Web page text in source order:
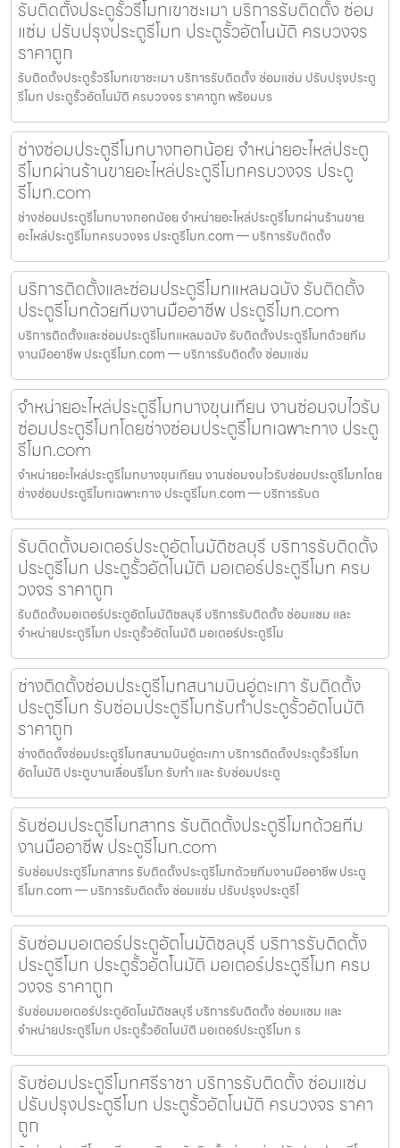
รับติดตั้งประตูรั้วรีโมทเขาชะเมา บริการรับติดตั้ง ซ่อม
แซ่ม ปรับปรุงประตูรีโมท ประตูรั้วอัตโนมัติ ครบวงจร
ราคาถูก
รับติดตั้งประตูรั้วรีโมทเขาชะเมา บริการรับติดตั้ง ซ่อมแซ่ม ปรับปรุงประตู
รีโมท ประตูรั้วอัตโนมัติ ครบวงจร ราคาถูก พร้อมบร
ช่างซ่อมประตูรีโมทบางกอกน้อย จำหน่ายอะไหล่ประตู
รีโมทผ่านร้านขายอะไหล่ประตูรีโมทครบวงจร ประตู
รีโมท.com
ช่างซ่อมประตูรีโมทบางกอกน้อย จำหน่ายอะไหล่ประตูรีโมทผ่านร้านขาย
อะไหล่ประตูรีโมทครบวงจร ประตูรีโมท.com — บริการรับติดตั้ง
บริการติดตั้งและซ่อมประตูรีโมทแหลมฉบัง รับติดตั้ง
ประตูรีโมทด้วยทีมงานมืออาชีพ ประตูรีโมท.com
บริการติดตั้งและซ่อมประตูรีโมทแหลมฉบัง รับติดตั้งประตูรีโมทด้วยทีม
งานมืออาชีพ ประตูรีโมท.com — บริการรับติดตั้ง ซ่อมแซ่ม
จำหน่ายอะไหล่ประตูรีโมทบางขุนเทียน งานซ่อมจบไวรับ
ซ่อมประตูรีโมทโดยช่างซ่อมประตูรีโมทเฉพาะทาง ประตู
รีโมท.com
จำหน่ายอะไหล่ประตูรีโมทบางขุนเทียน งานซ่อมจบไวรับซ่อมประตูรีโมทโดย
ช่างซ่อมประตูรีโมทเฉพาะทาง ประตูรีโมท.com — บริการรับต
รับติดตั้งมอเตอร์ประตูอัตโนมัติชลบุรี บริการรับติดตั้ง
ประตูรีโมท ประตูรั้วอัตโนมัติ มอเตอร์ประตูรีโมท ครบ
วงจร ราคาถูก
รับติดตั้งมอเตอร์ประตูอัตโนมัติชลบุรี บริการรับติดตั้ง ซ่อมแซม และ
จำหน่ายประตูรีโมท ประตูรั้วอัตโนมัติ มอเตอร์ประตูรีโม
ช่างติดตั้งซ่อมประตูรีโมทสนามบินอู่ตะเภา รับติดตั้ง
ประตูรีโมท รับซ่อมประตูรีโมทรับทำประตูรั้วอัตโนมัติ
ราคาถูก
ช่างติดตั้งซ่อมประตูรีโมทสนามบินอู่ตะเภา บริการติดตั้งประตูรั้วรีโมท
อัตโนมัติ ประตูบานเลื่อนรีโมท รับทำ และ รับซ่อมประตู
รับซ่อมประตูรีโมทสาทร รับติดตั้งประตูรีโมทด้วยทีม
งานมืออาชีพ ประตูรีโมท.com
รับซ่อมประตูรีโมทสาทร รับติดตั้งประตูรีโมทด้วยทีมงานมืออาชีพ ประตู
รีโมท.com — บริการรับติดตั้ง ซ่อมแซ่ม ปรับปรุงประตูรีโ
รับซ่อมมอเตอร์ประตูอัตโนมัติชลบุรี บริการรับติดตั้ง
ประตูรีโมท ประตูรั้วอัตโนมัติ มอเตอร์ประตูรีโมท ครบ
วงจร ราคาถูก
รับซ่อมมอเตอร์ประตูอัตโนมัติชลบุรี บริการรับติดตั้ง ซ่อมแซม และ
จำหน่ายประตูรีโมท ประตูรั้วอัตโนมัติ มอเตอร์ประตูรีโมท ร
รับซ่อมประตูรีโมทศรีราชา บริการรับติดตั้ง ซ่อมแซ่ม
ปรับปรุงประตูรีโมท ประตูรั้วอัตโนมัติ ครบวงจร ราคา
ถูก